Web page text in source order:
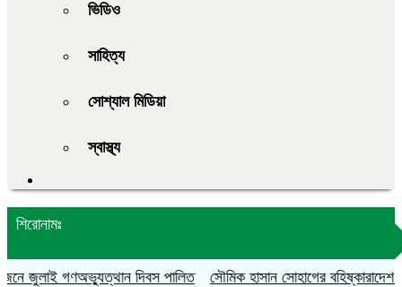
ভিডিও
সাহিত্য
সোশ্যাল মিডিয়া
স্বাস্থ্য
শিরোনামঃ
গণঅভ্যুত্থান দিবস পালিত সৌমিক হাসান সোহাগের বহিষ্কারাদেশ